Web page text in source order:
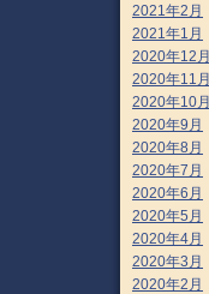
2021年2月
2021年1月
2020年12月
2020年11月
2020年10月
2020年9月
2020年8月
2020年7月
2020年6月
2020年5月
2020年4月
2020年3月
2020年2月